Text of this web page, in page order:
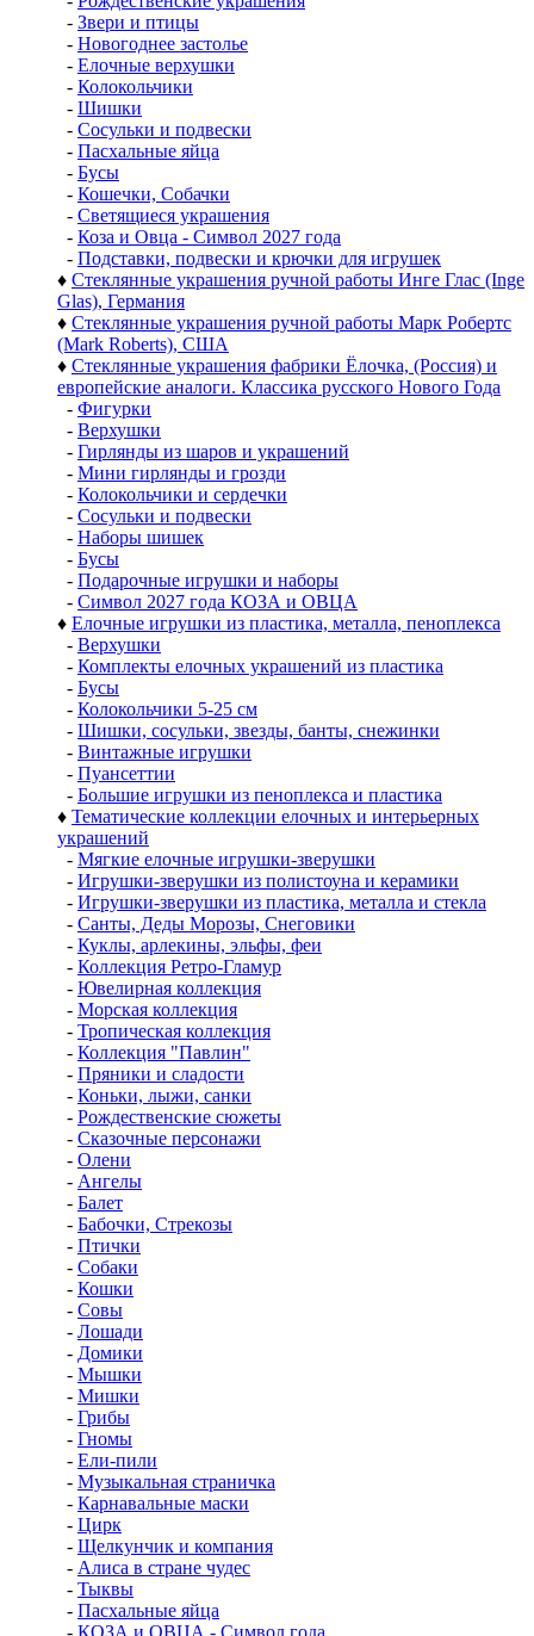
- Звери и птицы
- Новогоднее застолье
- Елочные верхушки
- Колокольчики
- Шишки
- Сосульки и подвески
- Пасхальные яйца
- Бусы
- Кошечки, Собачки
- Светящиеся украшения
- Коза и Овца - Символ 2027 года
- Подставки, подвески и крючки для игрушек
♦ Стеклянные украшения ручной работы Инге Глас (Inge
Glas), Германия
♦ Стеклянные украшения ручной работы Марк Робертс
(Mark Roberts), США
♦ Стеклянные украшения фабрики Ёлочка, (Россия) и
европейские аналоги. Классика русского Нового Года
- Фигурки
- Верхушки
- Гирлянды из шаров и украшений
- Мини гирлянды и грозди
- Колокольчики и сердечки
- Сосульки и подвески
- Наборы шишек
- Бусы
- Подарочные игрушки и наборы
- Символ 2027 года КОЗА и ОВЦА
♦ Елочные игрушки из пластика, металла, пеноплекса
- Верхушки
- Комплекты елочных украшений из пластика
- Бусы
- Колокольчики 5-25 см
- Шишки, сосульки, звезды, банты, снежинки
- Винтажные игрушки
- Пуансеттии
- Большие игрушки из пеноплекса и пластика
♦ Тематические коллекции елочных и интерьерных
украшений
- Мягкие елочные игрушки-зверушки
- Игрушки-зверушки из полистоуна и керамики
- Игрушки-зверушки из пластика, металла и стекла
- Санты, Деды Морозы, Снеговики
- Куклы, арлекины, эльфы, феи
- Коллекция Ретро-Гламур
- Ювелирная коллекция
- Морская коллекция
- Тропическая коллекция
- Коллекция "Павлин"
- Пряники и сладости
- Коньки, лыжи, санки
- Рождественские сюжеты
- Сказочные персонажи
- Олени
- Ангелы
- Балет
- Бабочки, Стрекозы
- Птички
- Собаки
- Кошки
- Совы
- Лошади
- Домики
- Мышки
- Мишки
- Грибы
- Гномы
- Ели-пили
- Музыкальная страничка
- Карнавальные маски
- Цирк
- Щелкунчик и компания
- Алиса в стране чудес
- Тыквы
- Пасхальные яйца
- КОЗА и ОВЦА - Символ года